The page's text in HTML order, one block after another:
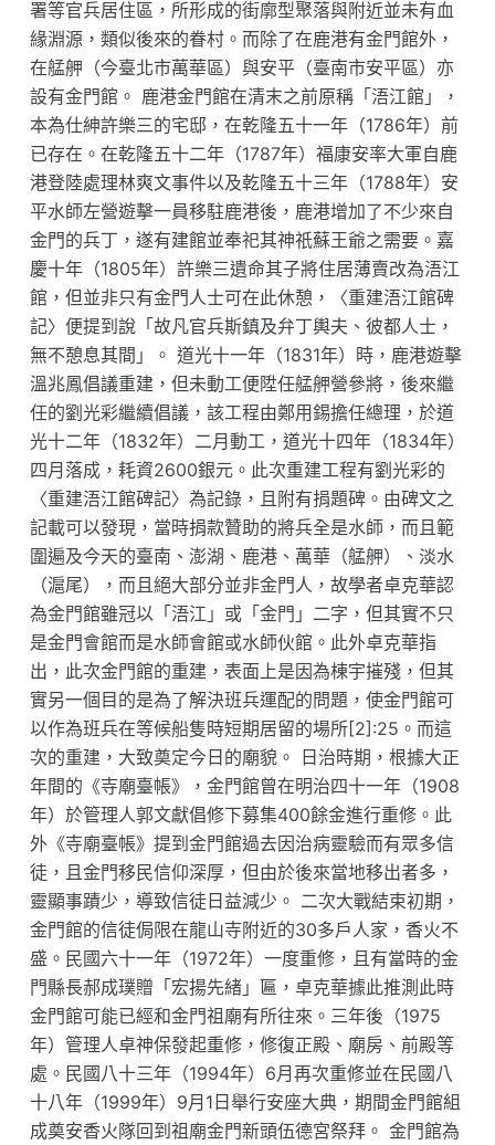
署等官兵居住區，所形成的街廓型聚落與附近並未有血
緣淵源，類似後來的眷村。而除了在鹿港有金門館外，
在艋舺（今臺北市萬華區）與安平（臺南市安平區）亦
設有金門館。 鹿港金門館在清末之前原稱「浯江館」，
本為仕紳許樂三的宅邸，在乾隆五十一年（1786年）前
已存在。在乾隆五十二年（1787年）福康安率大軍自鹿
港登陸處理林爽文事件以及乾隆五十三年（1788年）安
平水師左營遊擊一員移駐鹿港後，鹿港增加了不少來自
金門的兵丁，遂有建館並奉祀其神祇蘇王爺之需要。嘉
慶十年（1805年）許樂三遺命其子將住居薄賣改為浯江
館，但並非只有金門人士可在此休憩，〈重建浯江館碑
記〉便提到說「故凡官兵斯鎮及弁丁輿夫、彼都人士，
無不憩息其間」。 道光十一年（1831年）時，鹿港遊擊
溫兆鳳倡議重建，但未動工便陞任艋舺營參將，後來繼
任的劉光彩繼續倡議，該工程由鄭用錫擔任總理，於道
光十二年（1832年）二月動工，道光十四年（1834年）
四月落成，耗資2600銀元。此次重建工程有劉光彩的
〈重建浯江館碑記〉為記錄，且附有捐題碑。由碑文之
記載可以發現，當時捐款贊助的將兵全是水師，而且範
圍遍及今天的臺南、澎湖、鹿港、萬華（艋舺）、淡水
（滬尾），而且絕大部分並非金門人，故學者卓克華認
為金門館雖冠以「浯江」或「金門」二字，但其實不只
是金門會館而是水師會館或水師伙館。此外卓克華指
出，此次金門館的重建，表面上是因為棟宇摧殘，但其
實另一個目的是為了解決班兵運配的問題，使金門館可
以作為班兵在等候船隻時短期居留的場所[2]:25。而這
次的重建，大致奠定今日的廟貌。 日治時期，根據大正
年間的《寺廟臺帳》，金門館曾在明治四十一年（1908
年）於管理人郭文獻倡修下募集400餘金進行重修。此
外《寺廟臺帳》提到金門館過去因治病靈驗而有眾多信
徒，且金門移民信仰深厚，但由於後來當地移出者多，
靈顯事蹟少，導致信徒日益減少。 二次大戰結束初期，
金門館的信徒侷限在龍山寺附近的30多戶人家，香火不
盛。民國六十一年（1972年）一度重修，且有當時的金
門縣長郝成璞贈「宏揚先緒」匾，卓克華據此推測此時
金門館可能已經和金門祖廟有所往來。三年後（1975
年）管理人卓神保發起重修，修復正殿、廟房、前殿等
處。民國八十三年（1994年）6月再次重修並在民國八
十八年（1999年）9月1日舉行安座大典，期間金門館組
成奠安香火隊回到祖廟金門新頭伍德宮祭拜。 金門館為